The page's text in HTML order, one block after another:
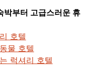
박부터 고급스러운 휴
호텔
물 호텔
럭셔리 호텔